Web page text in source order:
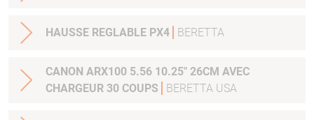
HAUSSE REGLABLE PX4 BERETTA
CANON ARX100 5.56 10.25" 26CM AVEC
CHARGEUR 30 COUPS
BERETTA USA